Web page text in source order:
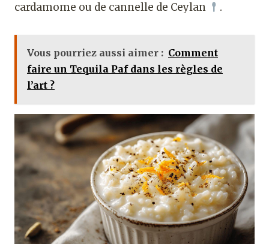
cardamome ou de cannelle de Ceylan
.
Vous pourriez aussi aimer : Comment
faire un Tequila Paf dans les règles de
l’art ?